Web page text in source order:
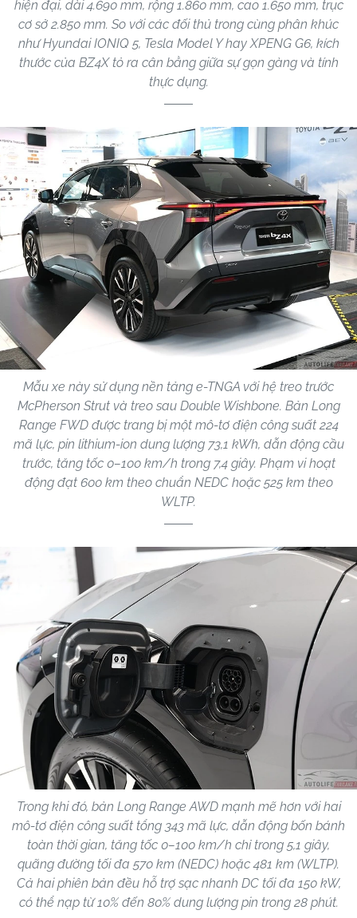
hiện đại, dài 4.690 mm, rộng 1.860 mm, cao 1.650 mm, trục
cơ sở 2.850 mm. So với các đối thủ trong cùng phân khúc
như Hyundai IONIQ 5, Tesla Model Y hay XPENG G6, kích
thước của BZ4X tỏ ra cân bằng giữa sự gọn gàng và tính
thực dụng.
Mẫu xe này sử dụng nền tảng e-TNGA với hệ treo trước
McPherson Strut và treo sau Double Wishbone. Bản Long
Range FWD được trang bị một mô-tơ điện công suất 224
mã lực, pin lithium-ion dung lượng 73,1 kWh, dẫn động cầu
trước, tăng tốc 0–100 km/h trong 7,4 giây. Phạm vi hoạt
động đạt 600 km theo chuẩn NEDC hoặc 525 km theo
WLTP.
Trong khi đó, bản Long Range AWD mạnh mẽ hơn với hai
mô-tơ điện công suất tổng 343 mã lực, dẫn động bốn bánh
toàn thời gian, tăng tốc 0–100 km/h chỉ trong 5,1 giây,
quãng đường tối đa 570 km (NEDC) hoặc 481 km (WLTP).
Cả hai phiên bản đều hỗ trợ sạc nhanh DC tối đa 150 kW,
có thể nạp từ 10% đến 80% dung lượng pin trong 28 phút.